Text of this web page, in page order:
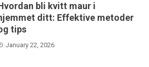
bli kvitt maur i
ditt: Effektive metoder
tips
January 22, 2026